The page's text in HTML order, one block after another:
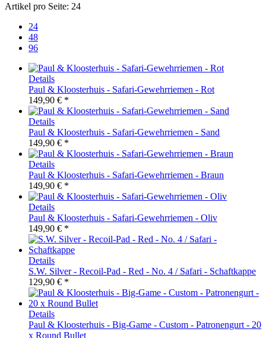
Artikel pro Seite: 24
24
48
96
Details
Paul & Kloosterhuis - Safari-Gewehrriemen - Rot
149,90 € *
Details
Paul & Kloosterhuis - Safari-Gewehrriemen - Sand
149,90 € *
Details
Paul & Kloosterhuis - Safari-Gewehrriemen - Braun
149,90 € *
Details
Paul & Kloosterhuis - Safari-Gewehrriemen - Oliv
149,90 € *
Details
S.W. Silver - Recoil-Pad - Red - No. 4 / Safari - Schaftkappe
129,90 € *
Details
Paul & Kloosterhuis - Big-Game - Custom - Patronengurt - 20
x Round Bullet